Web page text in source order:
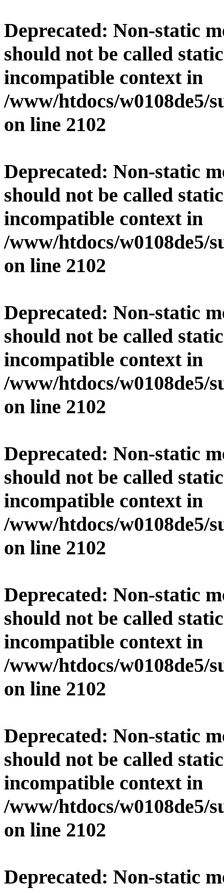
Deprecated: Non-static
should not be called
incompatible context in
/www/htdocs/w0108de5/
on line 2102
Deprecated: Non-static
should not be called
incompatible context in
/www/htdocs/w0108de5/
on line 2102
Deprecated: Non-static
should not be called
incompatible context in
/www/htdocs/w0108de5/
on line 2102
Deprecated: Non-static
should not be called
incompatible context in
/www/htdocs/w0108de5/
on line 2102
Deprecated: Non-static
should not be called
incompatible context in
/www/htdocs/w0108de5/
on line 2102
Deprecated: Non-static
should not be called
incompatible context in
/www/htdocs/w0108de5/
on line 2102
Deprecated: Non-static